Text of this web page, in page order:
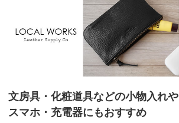
文房具・化粧道具などの小物入れや
スマホ・充電器にもおすすめ